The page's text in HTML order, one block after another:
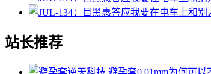
站长推荐